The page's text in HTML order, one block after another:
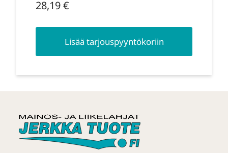
28,19€
Lisää tarjouspyyntökoriin